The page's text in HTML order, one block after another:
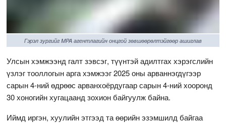
Гэрэл зургийг MPA агентлагийн онцгой зөвшөөрөлтэйгөөр ашиглав
Улсын хэмжээнд галт зэвсэг, түүнтэй адилтгах хэрэгслийн
үзлэг тооллогын арга хэмжээг 2025 оны арваннэгдүгээр
сарын 4-ний өдрөөс арванхоёрдугаар сарын 4-ний хооронд
30 хоногийн хугацаанд зохион байгуулж байна.
Иймд иргэн, хуулийн этгээд та өөрийн эзэмшилд байгаа